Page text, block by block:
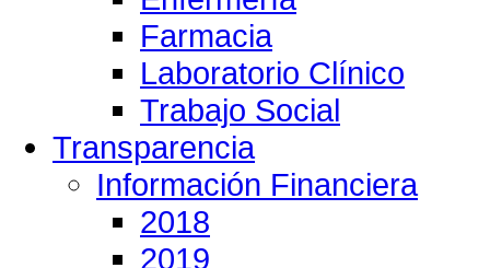
Farmacia
Laboratorio Clínico
Trabajo Social
Transparencia
Información Financiera
2018
2019